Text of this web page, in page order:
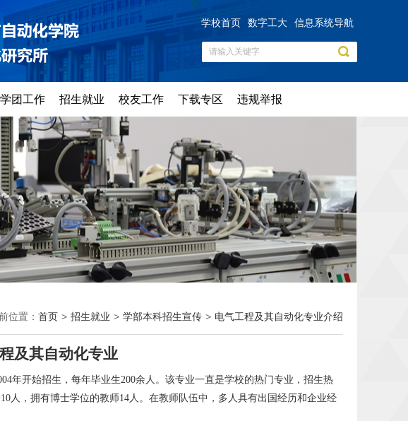
学校首页 数字工大 信息系统导航
学团工作 招生就业 校友工作 下载专区 违规举报
位置： 首页 > 招生就业 > 学部本科招生宣传 > 电气工程及其自动化专业介绍
及其自动化专业
年开始招生，每年毕业生200余人。该专业一直是学校的热门专业，招生热
人，拥有博士学位的教师14人。在教师队伍中，多人具有出国经历和企业经